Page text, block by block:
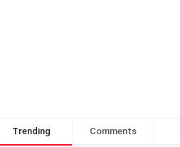
Trending Comments